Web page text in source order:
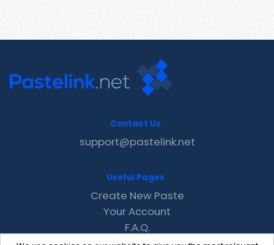
Contact Us
support@pastelink.net
Useful Pages
Create New Paste
Your Account
F.A.Q.